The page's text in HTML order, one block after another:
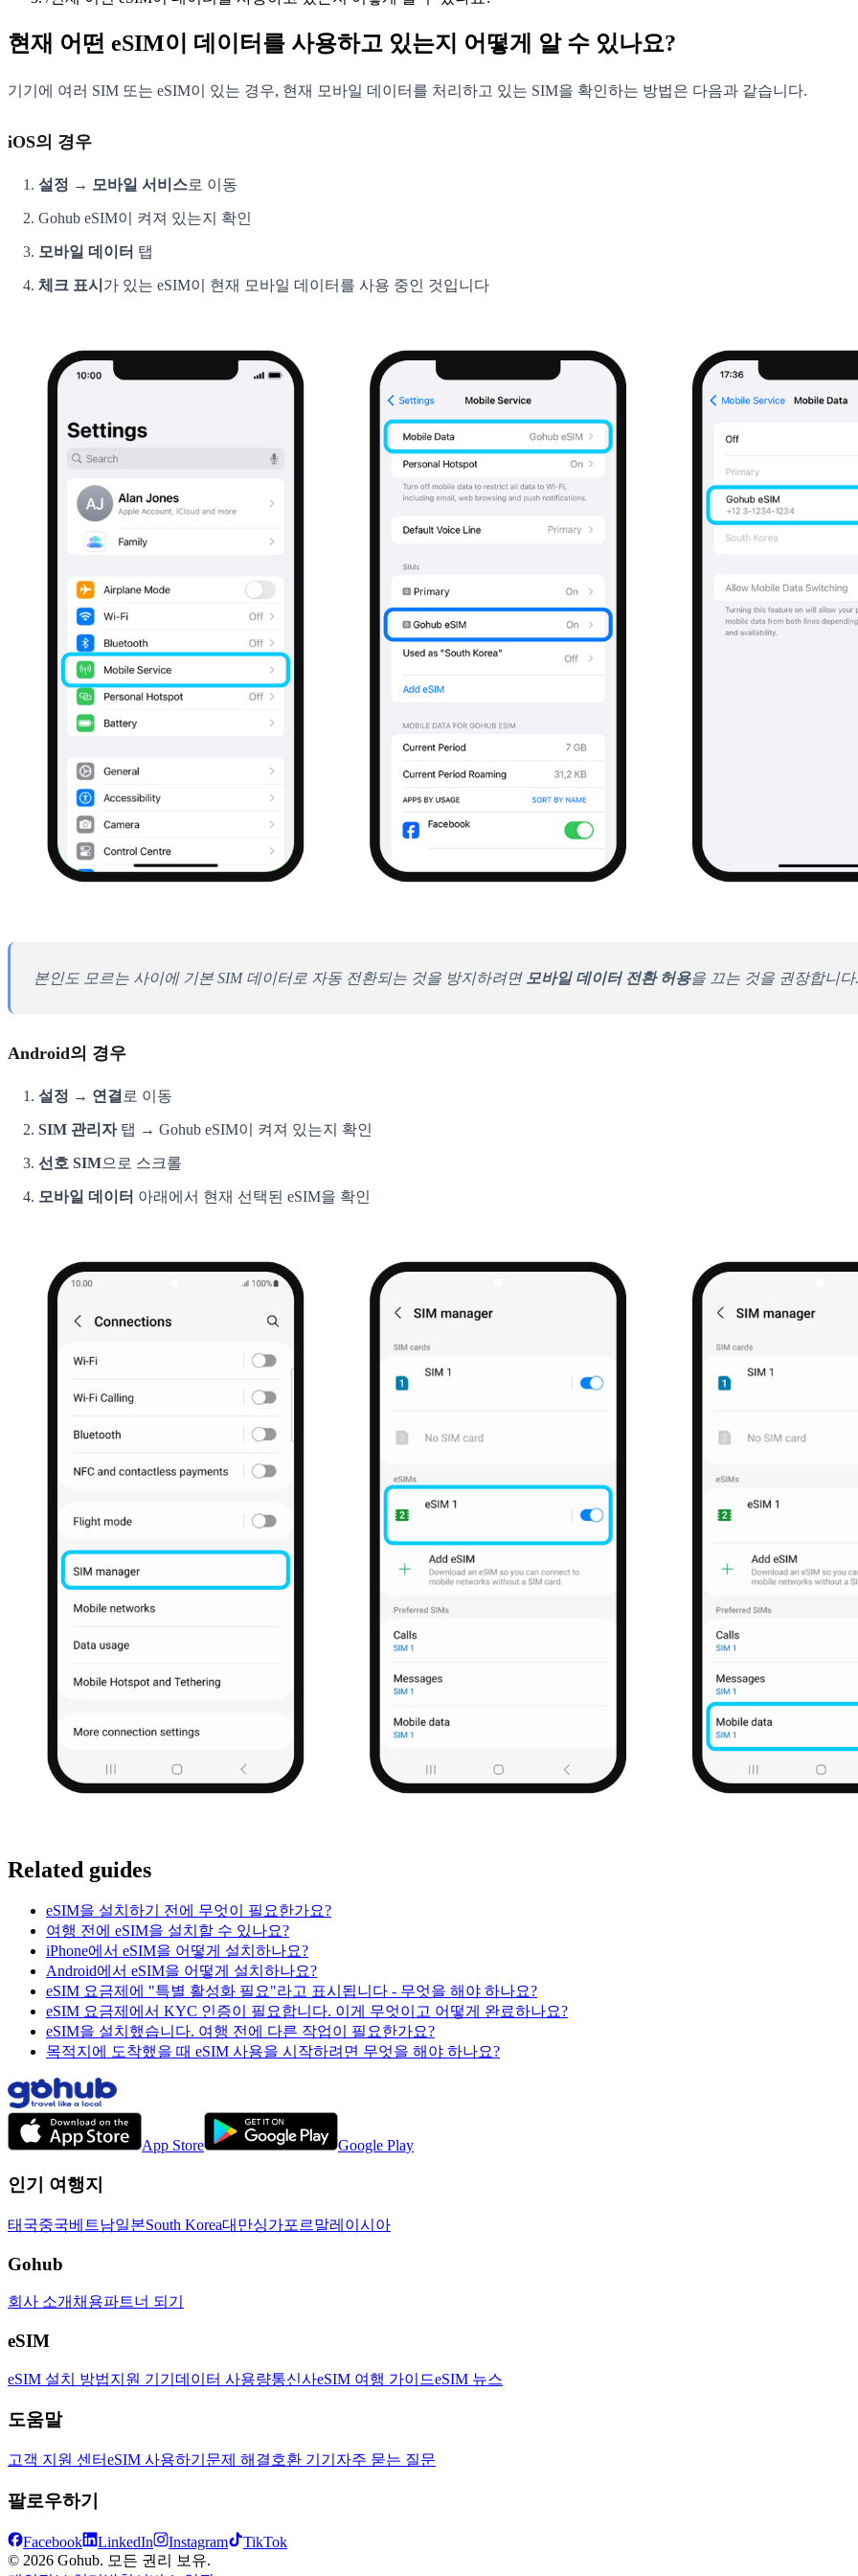
현재 어떤 eSIM이 데이터를 사용하고 있는지 어떻게 알 수 있나요?
기기에 여러 SIM 또는 eSIM이 있는 경우, 현재 모바일 데이터를 처리하고 있는 SIM을 확인하는 방법은 다음과 같습니다.
iOS의 경우
설정 → 모바일 서비스로 이동
Gohub eSIM이 켜져 있는지 확인
모바일 데이터 탭
체크 표시 가 있는 eSIM이 현재 모바일 데이터를 사용 중인 것입니다
본인도 모르는 사이에 기본 SIM 데이터로 자동 전환되는 것을 방지하려면 모바일 데이터 전환 허용을 끄는 것을 권장합니다.
Android의 경우
설정 → 연결 로 이동
SIM 관리자탭 → Gohub eSIM이 켜져 있는지 확인
선호 SIM으로 스크롤
모바일 데이터 아래에서 현재 선택된 eSIM을 확인
Related guides
eSIM을 설치하기 전에 무엇이 필요한가요?
여행 전에 eSIM을 설치할 수 있나요?
iPhone에서 eSIM을 어떻게 설치하나요?
Android에서 eSIM을 어떻게 설치하나요?
eSIM 요금제에 "특별 활성화 필요"라고 표시됩니다 - 무엇을 해야 하나요?
eSIM 요금제에서 KYC 인증이 필요합니다. 이게 무엇이고 어떻게 완료하나요?
eSIM을 설치했습니다. 여행 전에 다른 작업이 필요한가요?
목적지에 도착했을 때 eSIM 사용을 시작하려면 무엇을 해야 하나요?
App Store Google Play
인기 여행지
태국중국베트남일본South Korea대만싱가포르말레이시아
Gohub
회사 소개 채용파트너 되기
eSIM
eSIM 설치 방법지원 기기 데이터 사용량통신사eSIM 여행 가이드eSIM 뉴스
도움말
고객 지원 센터eSIM 사용하기 문제 해결호환 기기 자주 묻는 질문
팔로우하기
Facebook LinkedIn Instagram
TikTok
© 2026 Gohub. 모든 권리 보유.